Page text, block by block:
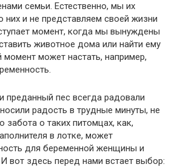
семьи. Естественно, мы их
и не представляем своей жизни
момент, когда мы вынуждены
животное дома или найти ему
может настать, например,
преданный пес всегда радовали
радость в трудные минуты, не
забота о таких питомцах, как,
в лотке, может
для беременной женщины и
вот здесь перед нами встает выбор: